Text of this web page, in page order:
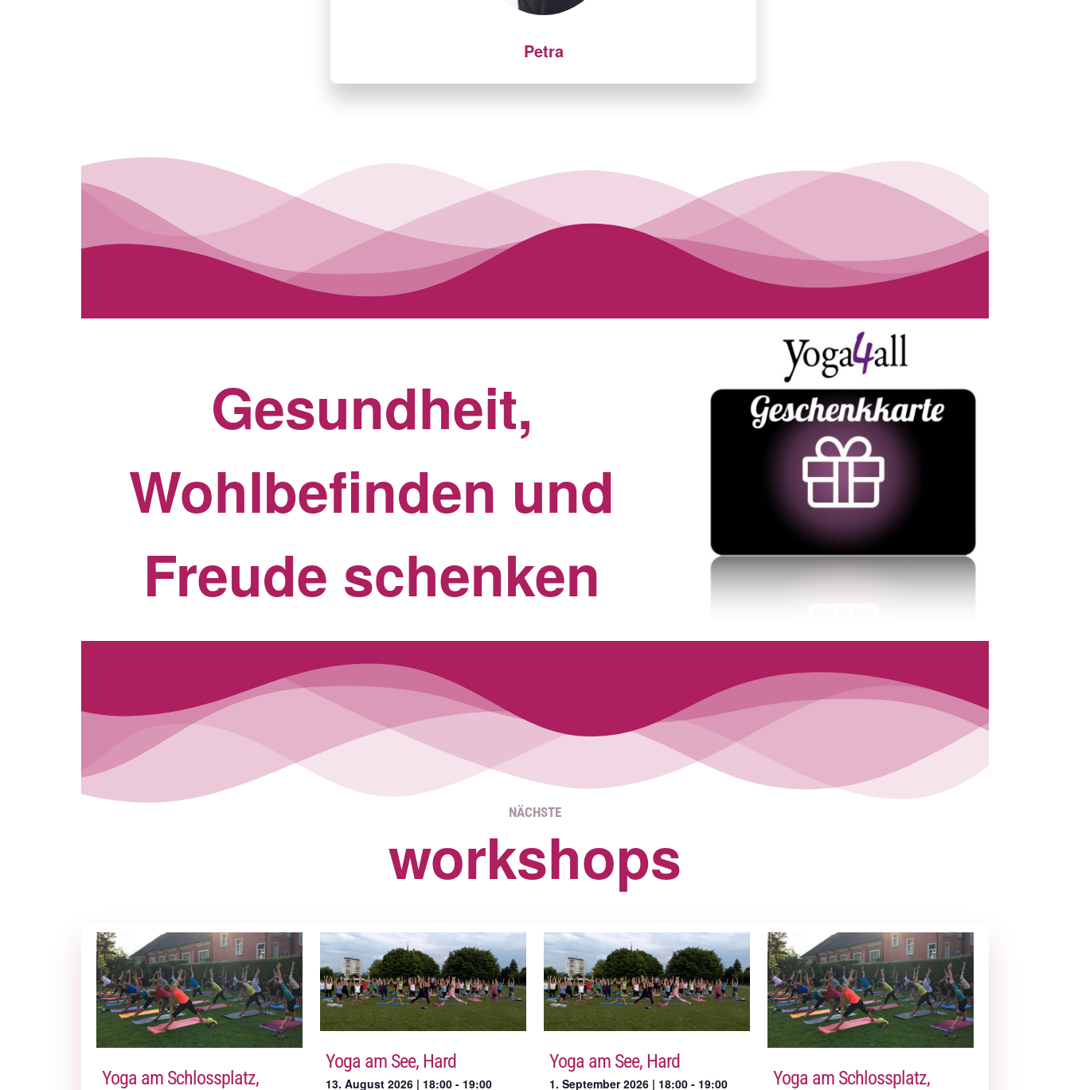
Gesundheit,
Wohlbefinden und
Freude schenken
NÄCHSTE
workshops
Yoga am Schlossplatz,
Yoga am See, Hard
13. August 2026 | 18:00 - 19:00
Yoga am See, Hard
1. September 2026 | 18:00 - 19:00 Yoga am Schlossplatz,